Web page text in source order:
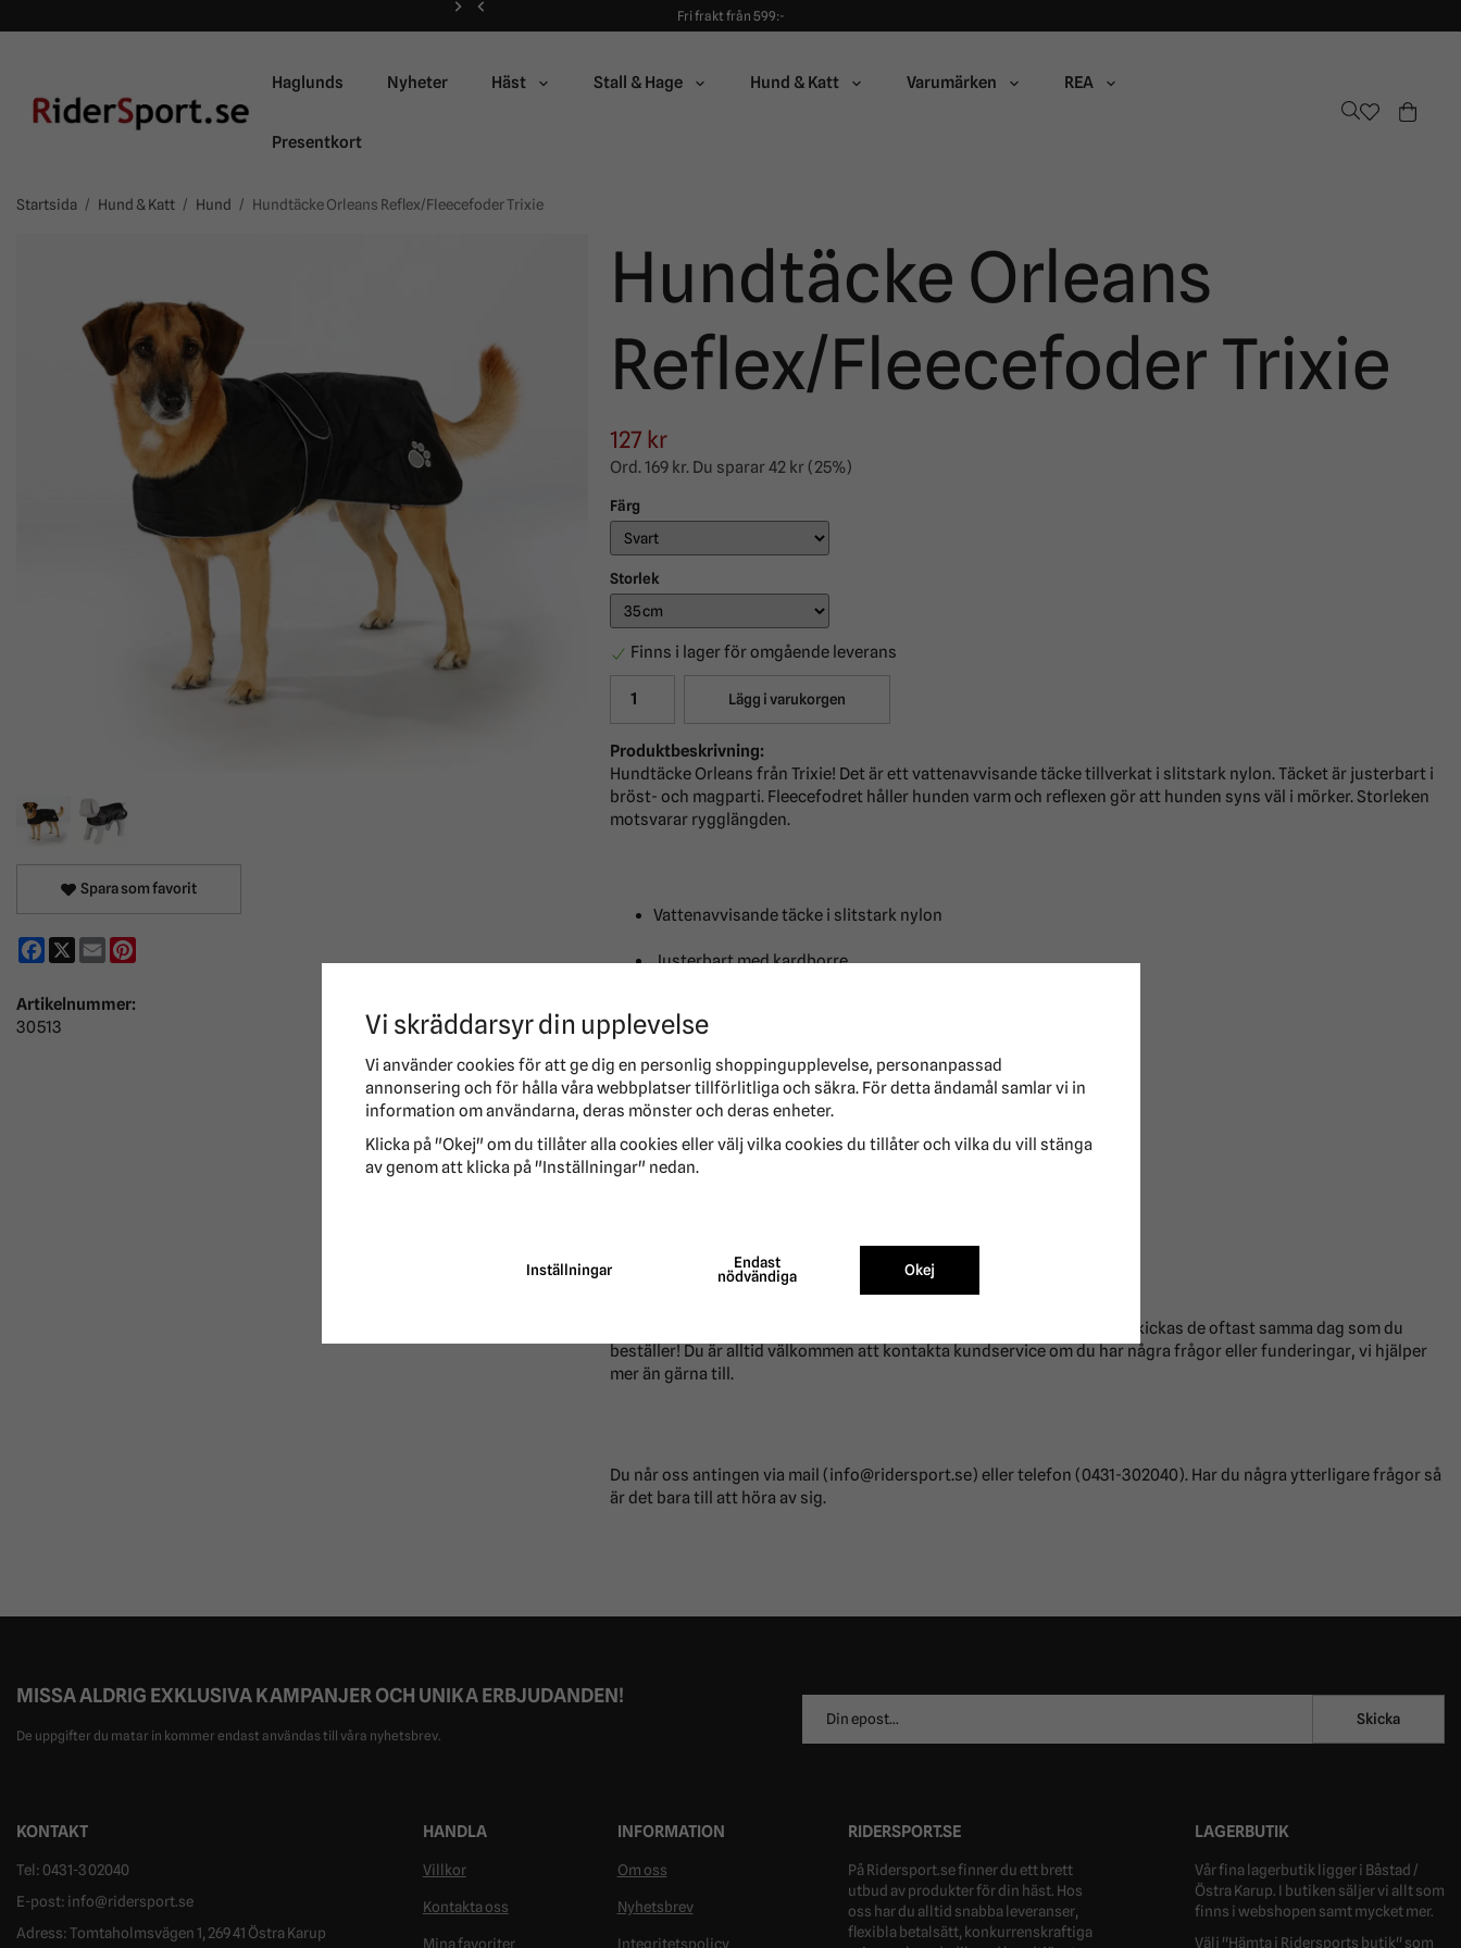
Fri frakt från 599:-
90 dagars öppet köp!
90 dagars öppet köp!
Haglunds Nyheter Häst Stall & Hage Hund & Katt Varumärken REA
Presentkort
Startsida / Hund & Katt / Hund / Hundtäcke Orleans Reflex/Fleecefoder Trixie
Hundtäcke Orleans
Reflex/Fleecefoder Trixie
127 kr
Ord.169 kr. Du sparar42 kr(25%)
Färg
Storlek
Finns i lager för omgående leverans
Lägg i varukorgen
Produktbeskrivning:
Hundtäcke Orleans från Trixie! Det är ett vattenavvisande täcke tillverkat i slitstark nylon. Täcket är justerbart i
bröst- och magparti. Fleecefodret håller hunden varm och reflexen gör att hunden syns väl i mörker. Storleken
motsvarar rygglängden.
Vattenavvisande täcke i slitstark nylon
Justerbart med kardborre
Hos oss får du alltid snabb leverans. Har vi dina produkter på lager så skickas de oftast samma dag som du
beställer! Du är alltid välkommen att kontakta kundservice om du har några frågor eller funderingar, vi hjälper
mer än gärna till.
Du når oss antingen via mail (info@ridersport.se) eller telefon (0431-302040). Har du några ytterligare frågor så
är det bara till att höra av sig.
Spara som favorit
Facebook
X Email
Artikelnummer:
30513
MISSA ALDRIG EXKLUSIVA KAMPANJER OCH UNIKA ERBJUDANDEN!
De uppgifter du matar in kommer endast användas till våra nyhetsbrev.
postadress
Skicka
KONTAKT
Tel: 0431-302040
E-post: info@ridersport.se
Adress: Tomtaholmsvägen 1, 269 41 Östra Karup
HANDLA
Villkor
Kontakta oss
Mina favoriter
INFORMATION
Om oss
Nyhetsbrev
Integritetspolicy
RIDERSPORT.SE
På Ridersport.se finner du ett brett
utbud av produkter för din häst. Hos
oss har du alltid snabba leveranser,
flexibla betalsätt, konkurrenskraftiga
LAGERBUTIK
Vår fina lagerbutik ligger i Båstad /
Östra Karup. I butiken säljer vi allt som
finns i webshopen samt mycket mer.
Välj "Hämta i Ridersports butik" som
Vi skräddarsyr din upplevelse
Vi använder cookies för att ge dig en personlig shoppingupplevelse, personanpassad
annonsering och för hålla våra webbplatser tillförlitliga och säkra. För detta ändamål samlar vi in
information om användarna, deras mönster och deras enheter.
Klicka på "Okej" om du tillåter alla cookies eller välj vilka cookies du tillåter och vilka du vill stänga
av genom att klicka på "Inställningar" nedan.
Inställningar
Endast
nödvändiga
Okej